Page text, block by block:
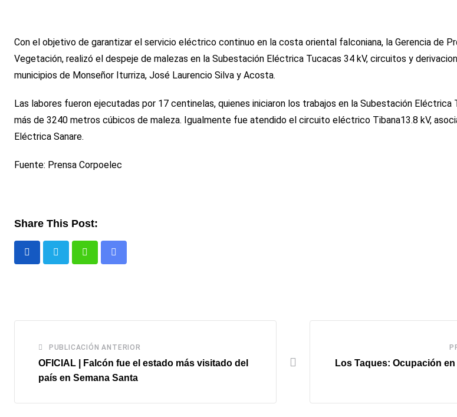
Con el objetivo de garantizar el servicio eléctrico continuo en la costa oriental falconiana, la Gerencia de
Vegetación, realizó el despeje de malezas en la Subestación Eléctrica Tucacas 34 kV, circuitos y
municipios de Monseñor Iturriza, José Laurencio Silva y Acosta.
Las labores fueron ejecutadas por 17 centinelas, quienes iniciaron los trabajos en la Subestación Eléctrica
más de 3240 metros cúbicos de maleza. Igualmente fue atendido el circuito eléctrico Tibana13.8 kV,
Eléctrica Sanare.
Fuente: Prensa Corpoelec
Share This Post:
PUBLICACIÓN ANTERIOR
OFICIAL | Falcón fue el estado más visitado del
país en Semana Santa
Los Taques: Ocupación